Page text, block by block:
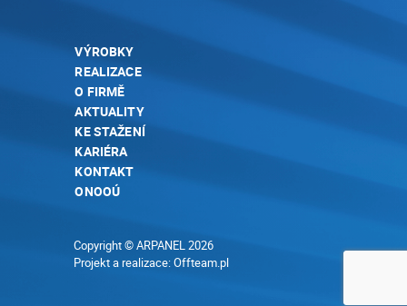
VÝROBKY
REALIZACE
O FIRMĚ
AKTUALITY
KE STAŽENÍ
KARIÉRA
KONTAKT
ONOOÚ
Copyright © ARPANEL 2026
Projekt a realizace:Offteam.pl